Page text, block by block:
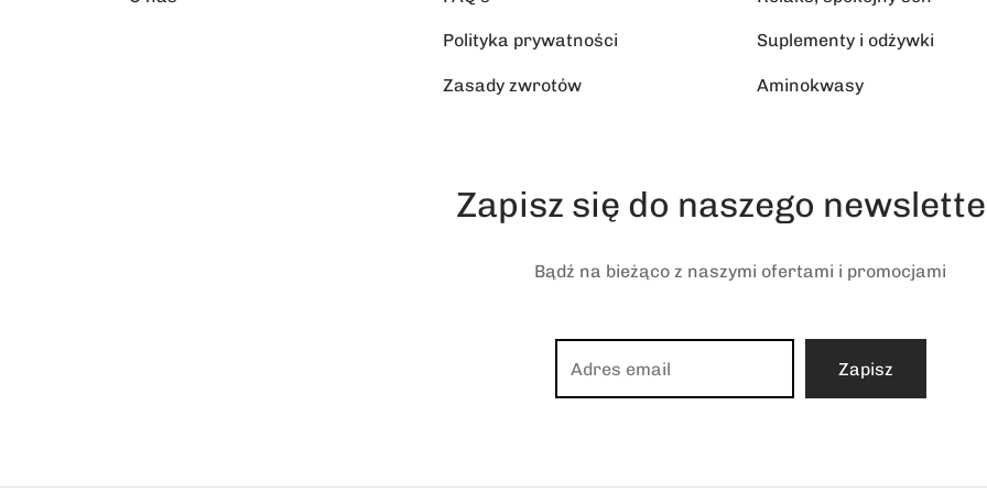
Polityka prywatności
Zasady zwrotów
Suplementy i odżywki
Aminokwasy
Zapisz się do naszego
Bądź na bieżąco z naszymi ofertami i promocjami